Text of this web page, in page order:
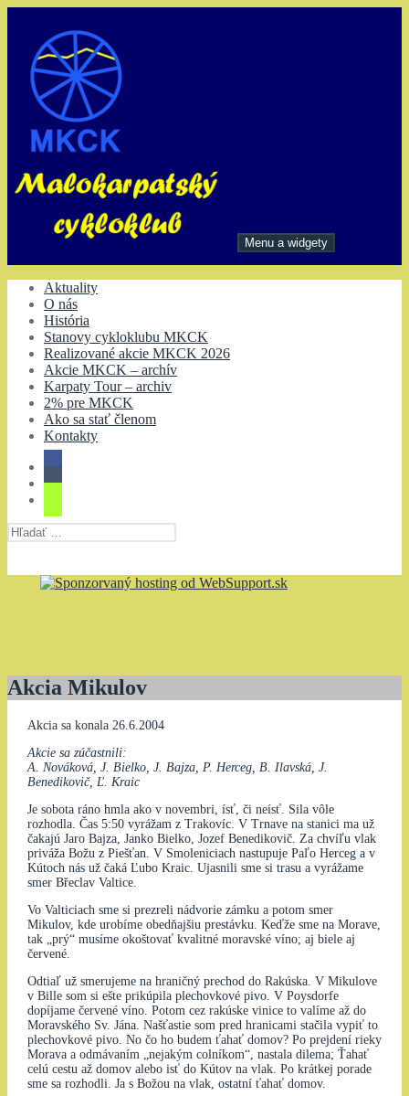
obsah
Menu a widgety
Aktuality
O nás
História
Stanovy cykloklubu MKCK
Realizované akcie MKCK 2026
Akcie MKCK – archív
Karpaty Tour – archiv
2% pre MKCK
Ako sa stať členom
Kontakty
Hľadať:
Akcia Mikulov
Akcia sa konala 26.6.2004
Akcie sa zúčastnili:
A. Nováková, J. Bielko, J. Bajza, P. Herceg, B. Ilavská, J.
Benedikovič, Ľ. Kraic
Je sobota ráno hmla ako v novembri, ísť, či neísť. Sila vôle
rozhodla. Čas 5:50 vyrážam z Trakovíc. V Trnave na stanici ma už
čakajú Jaro Bajza, Janko Bielko, Jozef Benedikovič. Za chvíľu vlak
priváža Božu z Piešťan. V Smoleniciach nastupuje Paľo Herceg a v
Kútoch nás už čaká Ľubo Kraic. Ujasnili sme si trasu a vyrážame
smer Břeclav Valtice.
Vo Valticiach sme si prezreli nádvorie zámku a potom smer
Mikulov, kde urobíme obedňajšiu prestávku. Keďže sme na Morave,
tak „prý“ musíme okoštovať kvalitné moravské víno; aj biele aj
červené.
Odtiaľ už smerujeme na hraničný prechod do Rakúska. V Mikulove
v Bille som si ešte prikúpila plechovkové pivo. V Poysdorfe
dopíjame červené víno. Potom cez rakúske vinice to valíme až do
Moravského Sv. Jána. Našťastie som pred hranicami stačila vypiť to
plechovkové pivo. No čo ho budem ťahať domov? Po prejdení rieky
Morava a odmávaním „nejakým colníkom“, nastala dilema; Ťahať
celú cestu až domov alebo isť do Kútov na vlak. Po krátkej porade
sme sa rozhodli. Ja s Božou na vlak, ostatní ťahať domov.